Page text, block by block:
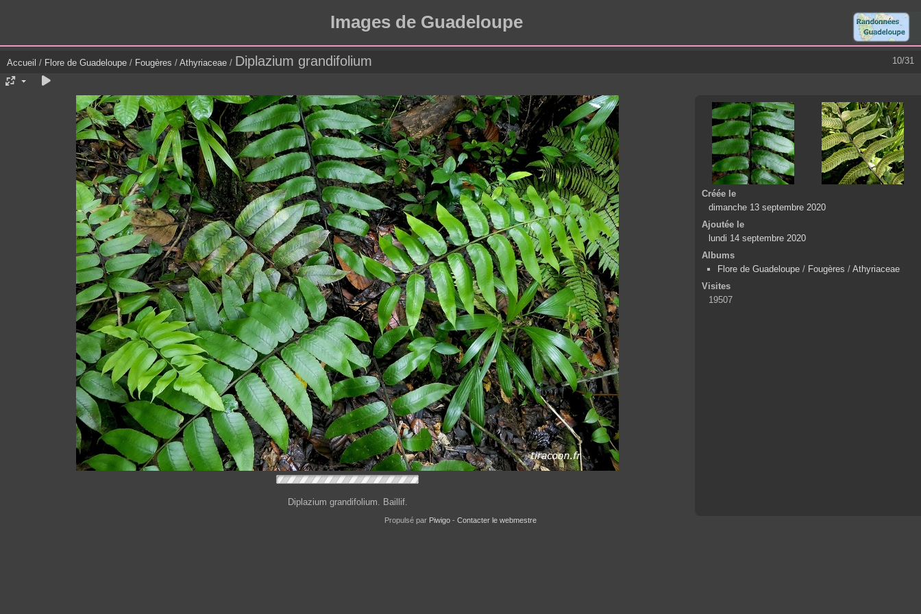
Images de Guadeloupe
10/31
Accueil / Flore de Guadeloupe / Fougères / Athyriaceae / Diplazium grandifolium
Diplazium grandifolium. Baillif.
Créée le
dimanche 13 septembre 2020
Ajoutée le
lundi 14 septembre 2020
Albums
Flore de Guadeloupe / Fougères / Athyriaceae
Visites
19507
Propulsé par Piwigo - Contacter le webmestre